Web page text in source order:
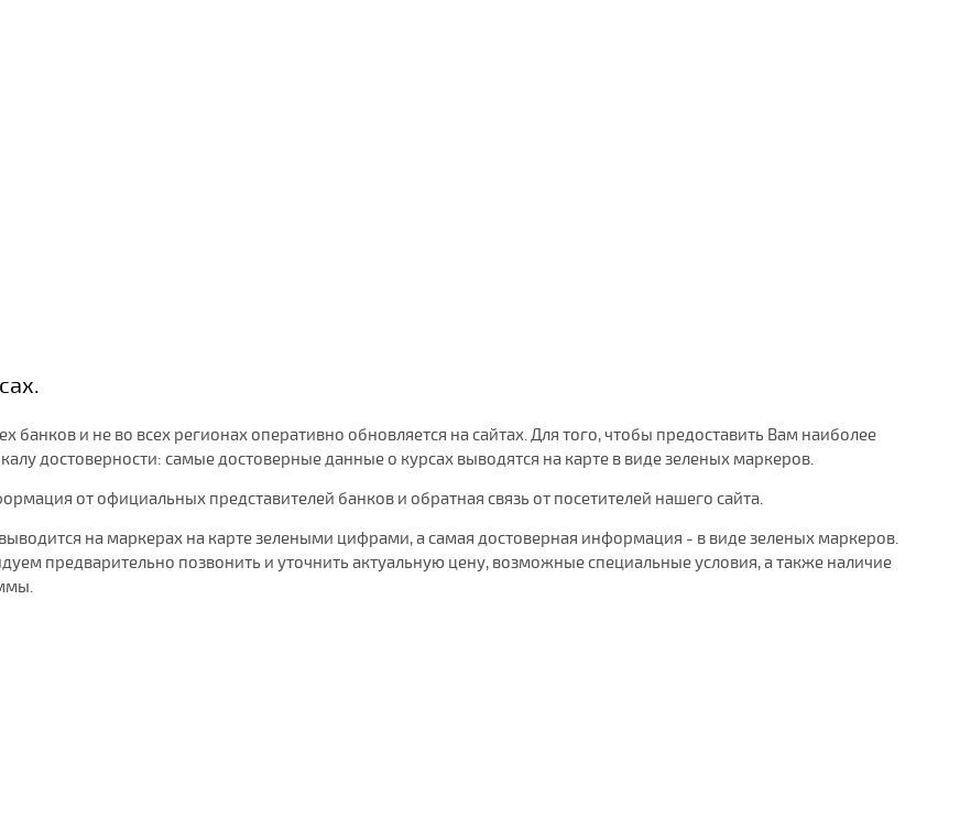
и не во всех регионах оперативно обновляется на сайтах. Для того, чтобы предоставить Вам наиболее
достоверности: самые достоверные данные о курсах выводятся на карте в виде зеленых маркеров.
от официальных представителей банков и обратная связь от посетителей нашего сайта.
на маркерах на карте зелеными цифрами, а самая достоверная информация - в виде зеленых маркеров.
предварительно позвонить и уточнить актуальную цену, возможные специальные условия, а также наличие